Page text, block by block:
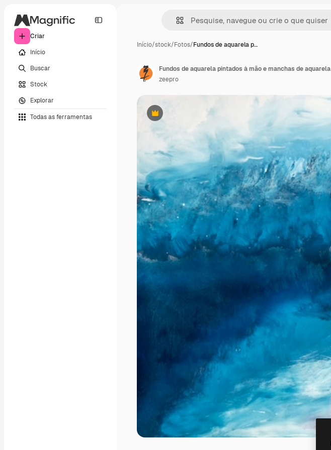
Criar
Início
Buscar
Stock
Explorar
Todas as ferramentas
Início/stock/Fotos/Fundos de aquarela p…
Premium
Fundos de aquarela pintados à mão e manchas de aquarela
zeepro